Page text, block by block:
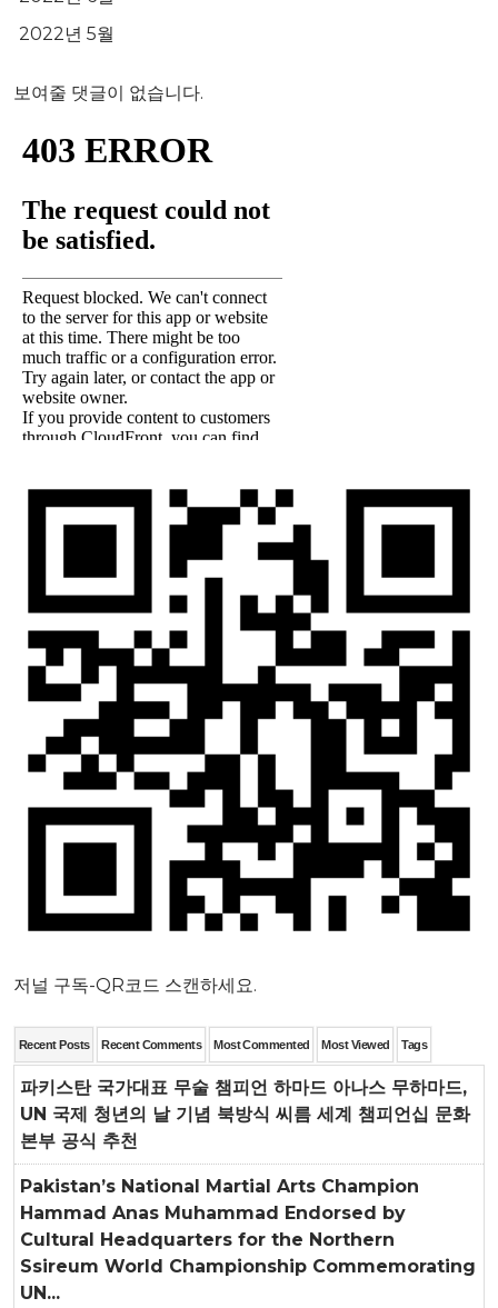
2022년 5월
보여줄 댓글이 없습니다.
저널 구독-QR코드 스캔하세요.
Recent Posts Recent Comments Most Commented Most Viewed Tags
파키스탄 국가대표 무술 챔피언 하마드 아나스 무하마드,
UN 국제 청년의 날 기념 북방식 씨름 세계 챔피언십 문화
본부 공식 추천
Pakistan’s National Martial Arts Champion
Hammad Anas Muhammad Endorsed by
Cultural Headquarters for the Northern
Ssireum World Championship Commemorating
UN...